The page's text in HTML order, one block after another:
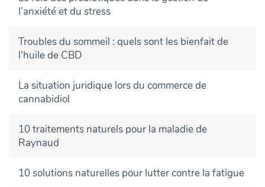
l’anxiété et du stress
Troubles du sommeil : quels sont les bienfait de
l'huile de CBD
La situation juridique lors du commerce de
cannabidiol
10 traitements naturels pour la maladie de
Raynaud
10 solutions naturelles pour lutter contre la fatigue